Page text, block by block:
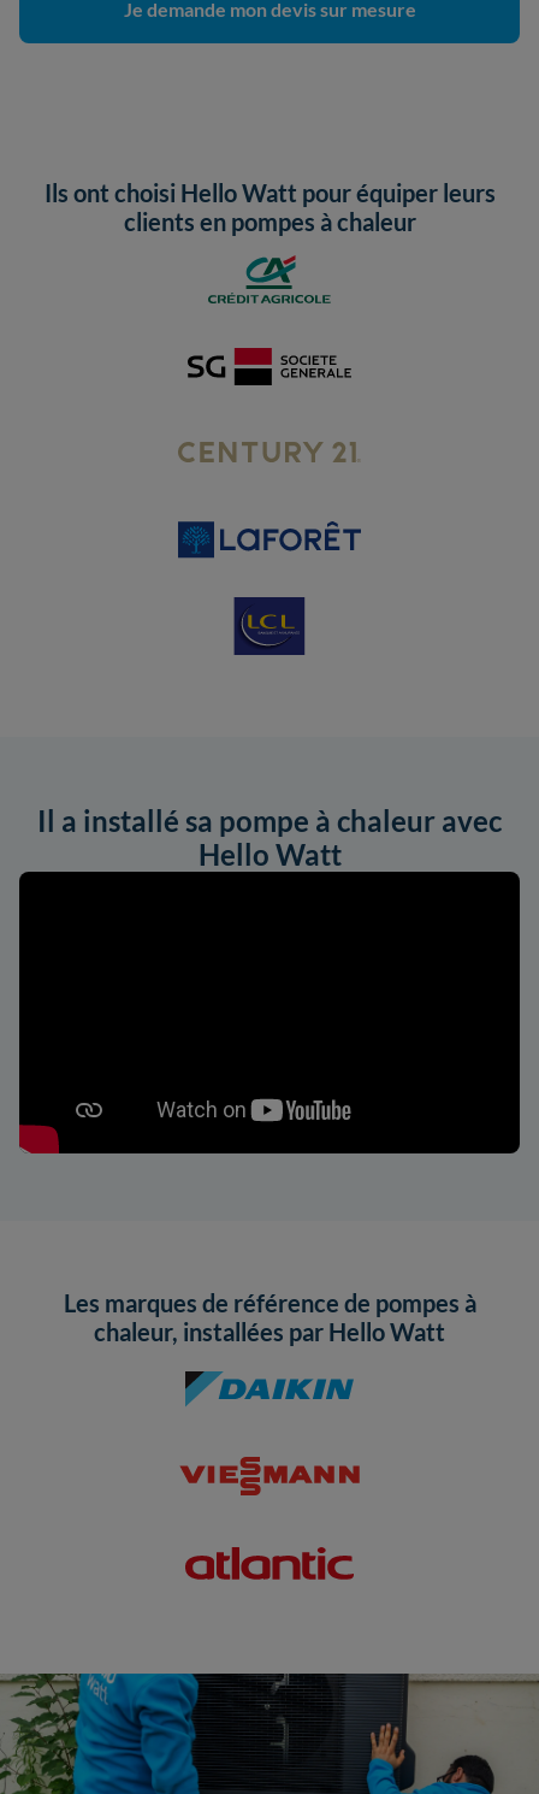
Je demande mon devis sur mesure
Ils ont choisi Hello Watt pour équiper leurs
clients en pompes à chaleur
Il a installé sa pompe à chaleur avec
Hello Watt
Les marques de référence de pompes à
chaleur, installées par Hello Watt